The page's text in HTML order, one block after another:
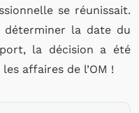
se réunissait.
la date du
la décision a été
affaires de l’OM !